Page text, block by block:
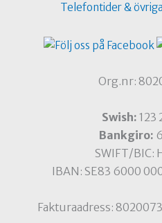
Telefontider &
Org.nr:
Swish: 123
Bankgiro:
SWIFT/BIC:
IBAN: SE83 6000
Fakturaadress: